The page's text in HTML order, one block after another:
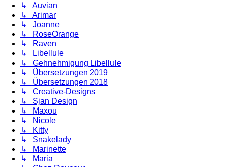
↳ Auvian
↳ Arimar
↳ Joanne
↳ RoseOrange
↳ Raven
↳ Libellule
↳ Gehnehmigung Libellule
↳ Übersetzungen 2019
↳ Übersetzungen 2018
↳ Creative-Designs
↳ Sjan Design
↳ Maxou
↳ Nicole
↳ Kitty
↳ Snakelady
↳ Marinette
↳ Maria